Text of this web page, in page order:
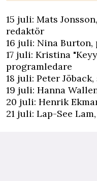
15 juli: Mats
redaktör
16 juli: Nina Burton,
17 juli: Kristina
programledare
18 juli: Peter
19 juli: Hanna
20 juli: Henrik
21 juli: Lap-See